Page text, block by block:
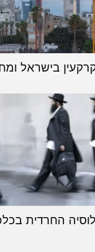
בישראל
החרדית